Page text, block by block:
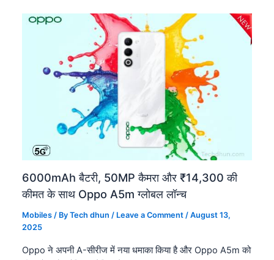
6000mAh बैटरी, 50MP कैमरा और ₹14,300 की
कीमत के साथ Oppo A5m ग्लोबल लॉन्च
Mobiles / ByTech dhun / Leave a Comment /August 13,
2025
Oppo ने अपनी A-सीरीज में नया धमाका किया है और Oppo A5m को